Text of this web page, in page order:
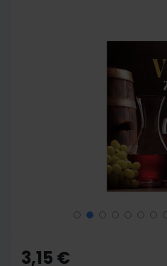
the
beginning
3,15 €